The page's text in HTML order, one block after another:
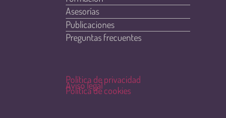
Asesorías
Publicaciones
Preguntas frecuentes
Política de privacidad
Aviso legal
Política de cookies